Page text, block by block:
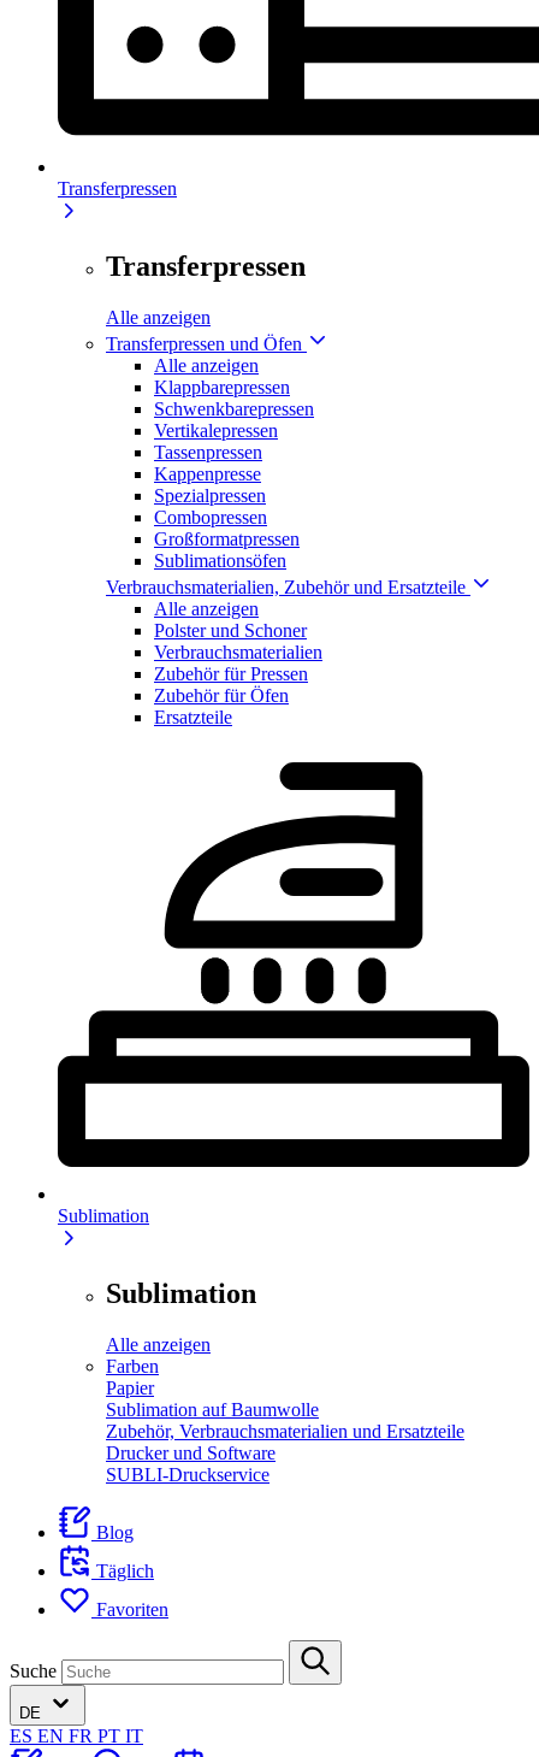
Transferpressen
Transferpressen
Alle anzeigen
Transferpressen und Öfen
Alle anzeigen
Klappbarepressen
Schwenkbarepressen
Vertikalepressen
Tassenpressen
Kappenpresse
Spezialpressen
Combopressen
Großformatpressen
Sublimationsöfen
Verbrauchsmaterialien, Zubehör und Ersatzteile
Alle anzeigen
Polster und Schoner
Verbrauchsmaterialien
Zubehör für Pressen
Zubehör für Öfen
Ersatzteile
Sublimation
Sublimation
Alle anzeigen
Farben
Papier
Sublimation auf Baumwolle
Zubehör, Verbrauchsmaterialien und Ersatzteile
Drucker und Software
SUBLI-Druckservice
Blog
Täglich
Favoriten
Suche
DE
ES EN FR PT IT